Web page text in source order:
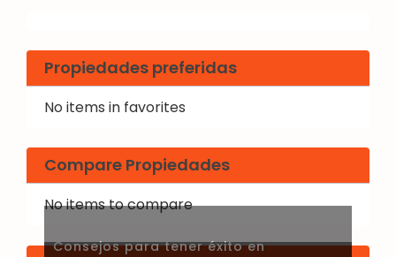
Propiedades preferidas
No items in favorites
Compare Propiedades
No items to compare
Consejos para tener éxito en